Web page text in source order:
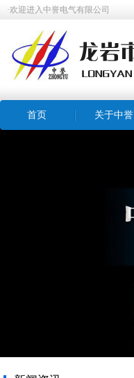
·欢迎进入中誉电气有限公司
首页 关于中誉